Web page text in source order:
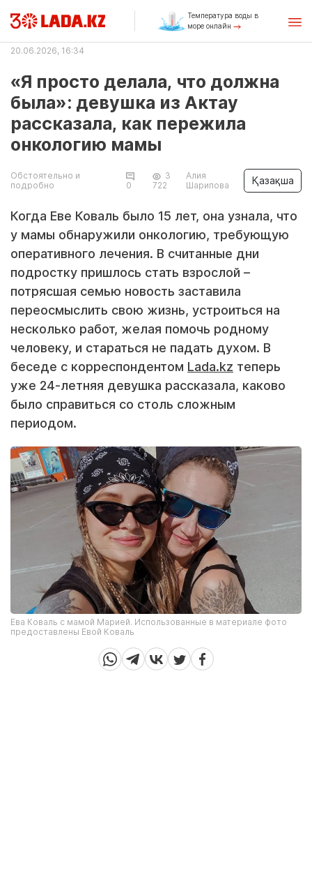
Температура воды в
море онлайн
20.06.2026, 16:34
«Я просто делала, что должна
была»: девушка из Актау
рассказала, как пережила
онкологию мамы
Обстоятельно и
подробно
0
3
722
Алия
Шарипова
Қазақша
Когда Еве Коваль было 15 лет, она узнала, что
у мамы обнаружили онкологию, требующую
оперативного лечения. В считанные дни
подростку пришлось стать взрослой –
потрясшая семью новость заставила
переосмыслить свою жизнь, устроиться на
несколько работ, желая помочь родному
человеку, и стараться не падать духом. В
беседе с корреспондентом Lada.kz теперь
уже 24-летняя девушка рассказала, каково
было справиться со столь сложным
периодом.
Ева Коваль с мамой Марией. Использованные в материале фото
предоставлены Евой Коваль